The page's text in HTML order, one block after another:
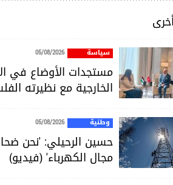
سياسة 05/08/2026
مستجدات الأوضاع في
الخارجية مع نظيرته
وطنية 05/08/2026
حسين الرحيلي: 'نحن
مجال الكهرباء' (فيديو)